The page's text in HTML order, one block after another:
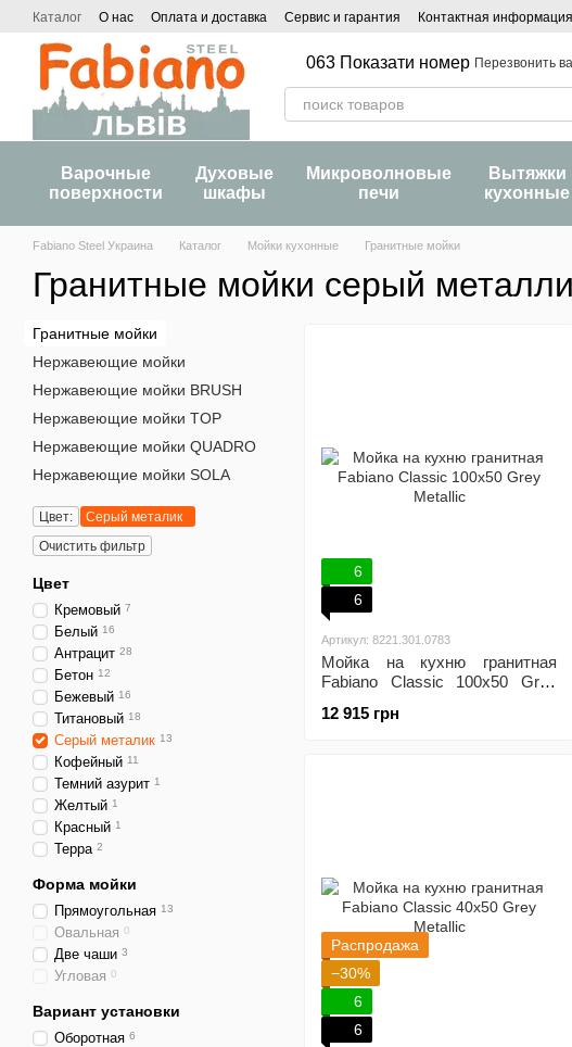
Перейти к основному контенту
Каталог О нас Оплата и доставка Сервис и гарантия Контактная информация
063 Показати номер Перезвонить
Варочные
поверхности
Духовые
шкафы
Микроволновые
печи
Вытяжки
кухонные
Fabiano Steel Украина Каталог Мойки кухонные Гранитные мойки
Гранитные мойки серый
6
6
Артикул: 8221.301.0783
Мойка на кухню гранитная
Fabiano Classic 100x50 Grey
12 915 грн
Распродажа
−30%
6
6
Гранитные мойки
Нержавеющие мойки
Нержавеющие мойки BRUSH
Нержавеющие мойки TOP
Нержавеющие мойки QUADRO
Нержавеющие мойки SOLA
Цвет:
Серый металик
Очистить фильтр
Цвет
Кремовый 7
Белый 16
Антрацит 28
Бетон 12
Бежевый 16
Титановый 18
Серый металик 13
Кофейный 11
Темний азурит 1
Желтый 1
Красный 1
Терра 2
Форма мойки
Прямоугольная 13
Овальная 0
Две чаши 3
Угловая 0
Вариант установки
Оборотная 6